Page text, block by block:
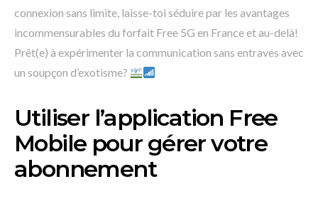
connexion sans limite, laisse-toi séduire par les avantages
incommensurables du forfait Free 5G en France et au-delà!
Prêt(e) à expérimenter la communication sans entraves avec
un soupçon d’exotisme?
Utiliser l’application Free
Mobile pour gérer votre
abonnement